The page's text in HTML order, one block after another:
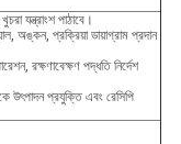
যন্ত্রাংশ পাঠাবে।
অঙ্কন, প্রক্রিয়া ডায়াগ্রাম প্রদান
রক্ষণাবেক্ষণ পদ্ধতি নির্দেশ
উৎপাদন প্রযুক্তি এবং রেসিপি